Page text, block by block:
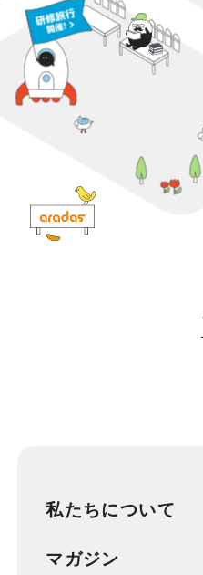
私たちについて
マガジン